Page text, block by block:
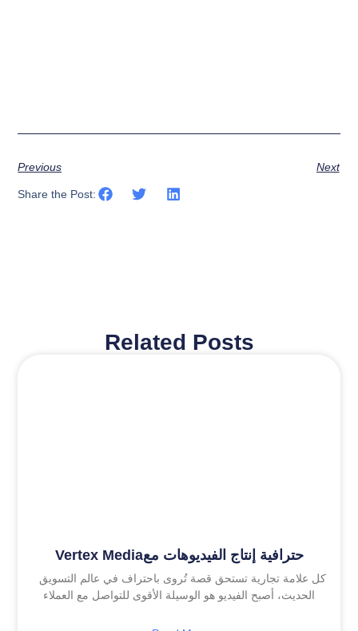
Previous Next
Share the Post:
Related Posts
Vertex Mediaحترافية إنتاج الفيديوهات مع
الحديث، أصبح الفيديو هو الوسيلة الأقوى للتواصل مع العملاء